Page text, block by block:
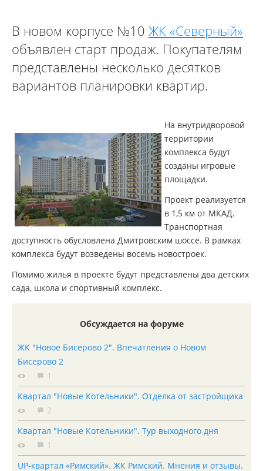
В новом корпусе №10 ЖК «Северный»
объявлен старт продаж. Покупателям
представлены несколько десятков
вариантов планировки квартир.
На внутридворовой
территории
комплекса будут
созданы игровые
площадки.
Проект реализуется
в 1,5 км от МКАД.
Транспортная
доступность обусловлена Дмитровским шоссе. В рамках
комплекса будут возведены восемь новостроек.
Помимо жилья в проекте будут представлены два детских
сада, школа и спортивный комплекс.
Обсуждается на форуме
ЖК "Новое Бисерово 2". Впечатления о Новом
Бисерово 2
1
Квартал "Новые Котельники". Отделка от застройщика
2
Квартал "Новые Котельники". Тур выходного дня
1
UP-квартал «Римский». ЖК Римский. Мнения и отзывы.